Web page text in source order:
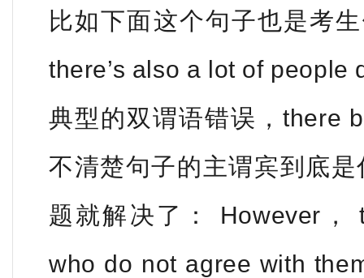
比如下面这个句子也是考
there’s also a lot of people
典型的双谓语错误，there
不清楚句子的主谓宾到底
题就解决了： However，
who do not agree with